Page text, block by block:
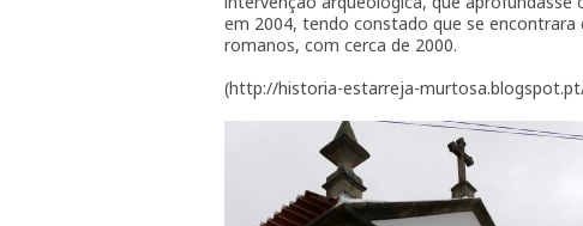
em 2004, tendo constado que se
romanos, com cerca de 2000.
(http://historia-estarreja-